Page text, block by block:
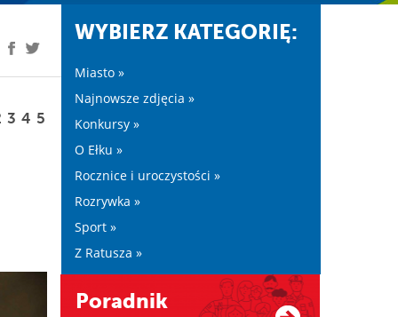
3 4 5
WYBIERZ KATEGORIĘ:
Miasto »
Najnowsze zdjęcia »
Konkursy »
O Ełku »
Rocznice i uroczystości »
Rozrywka »
Sport »
Z Ratusza »
Poradnik